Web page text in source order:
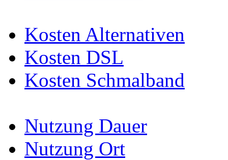
Kosten Alternativen
Kosten DSL
Kosten Schmalband
Nutzung Dauer
Nutzung Ort